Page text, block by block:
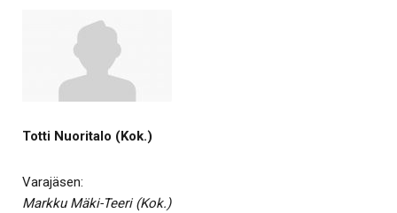
Totti Nuoritalo (Kok.)
Varajäsen:
Markku Mäki-Teeri (Kok.)